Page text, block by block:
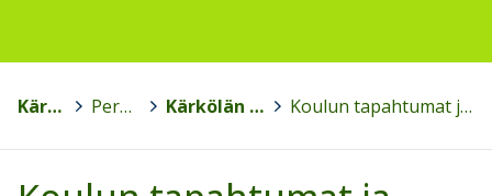
Kärkölä Perusopetus > Kärkölän yhtenäiskoulu Koulun tapahtumat ja tilaisuudet